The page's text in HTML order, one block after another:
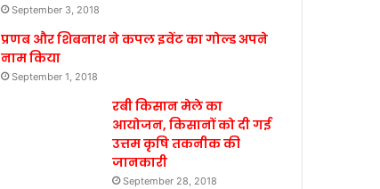
September 3, 2018
प्रणब और शिबनाथ ने कपल इवेंट का गोल्ड अपने
नाम किया
September 1, 2018
रबी किसान मेले का
आयोजन, किसानों को दी गई
उत्तम कृषि तकनीक की
जानकारी
September 28, 2018